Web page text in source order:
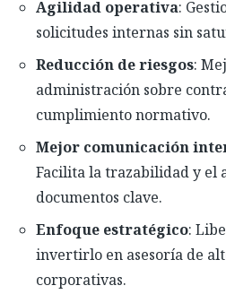
Agilidad operativa:
solicitudes internas sin
Reducción de riesgos:
administración sobre
cumplimiento normativo.
Mejor comunicación
Facilita la trazabilidad y el
documentos clave.
Enfoque estratégico:
invertirlo en asesoría de
corporativas.